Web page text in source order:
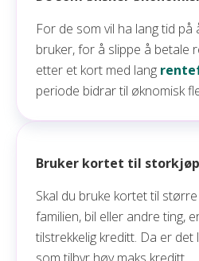
For de som vil ha lang tid
bruker, for å slippe å betale
etter et kort med lang
periode bidrar til øknomisk
Bruker kortet til storkjøp
Skal du bruke kortet til
familien, bil eller andre ting,
tilstrekkelig kreditt. Da er